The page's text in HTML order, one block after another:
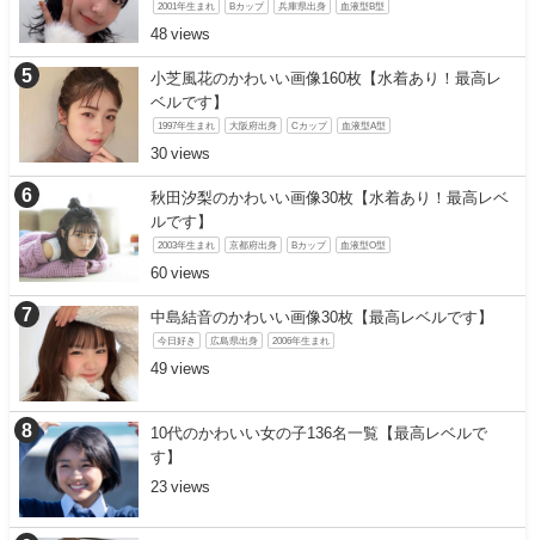
2001年生まれ Bカップ 兵庫県出身 血液型B型
48
小芝風花のかわいい画像160枚【水着あり！最高レ
ベルです】
1997年生まれ 大阪府出身 Cカップ 血液型A型
30
秋田汐梨のかわいい画像30枚【水着あり！最高レベ
ルです】
2003年生まれ 京都府出身 Bカップ 血液型O型
60
中島結音のかわいい画像30枚【最高レベルです】
今日好き 広島県出身 2006年生まれ
49
10代のかわいい女の子136名一覧【最高レベルで
す】
23